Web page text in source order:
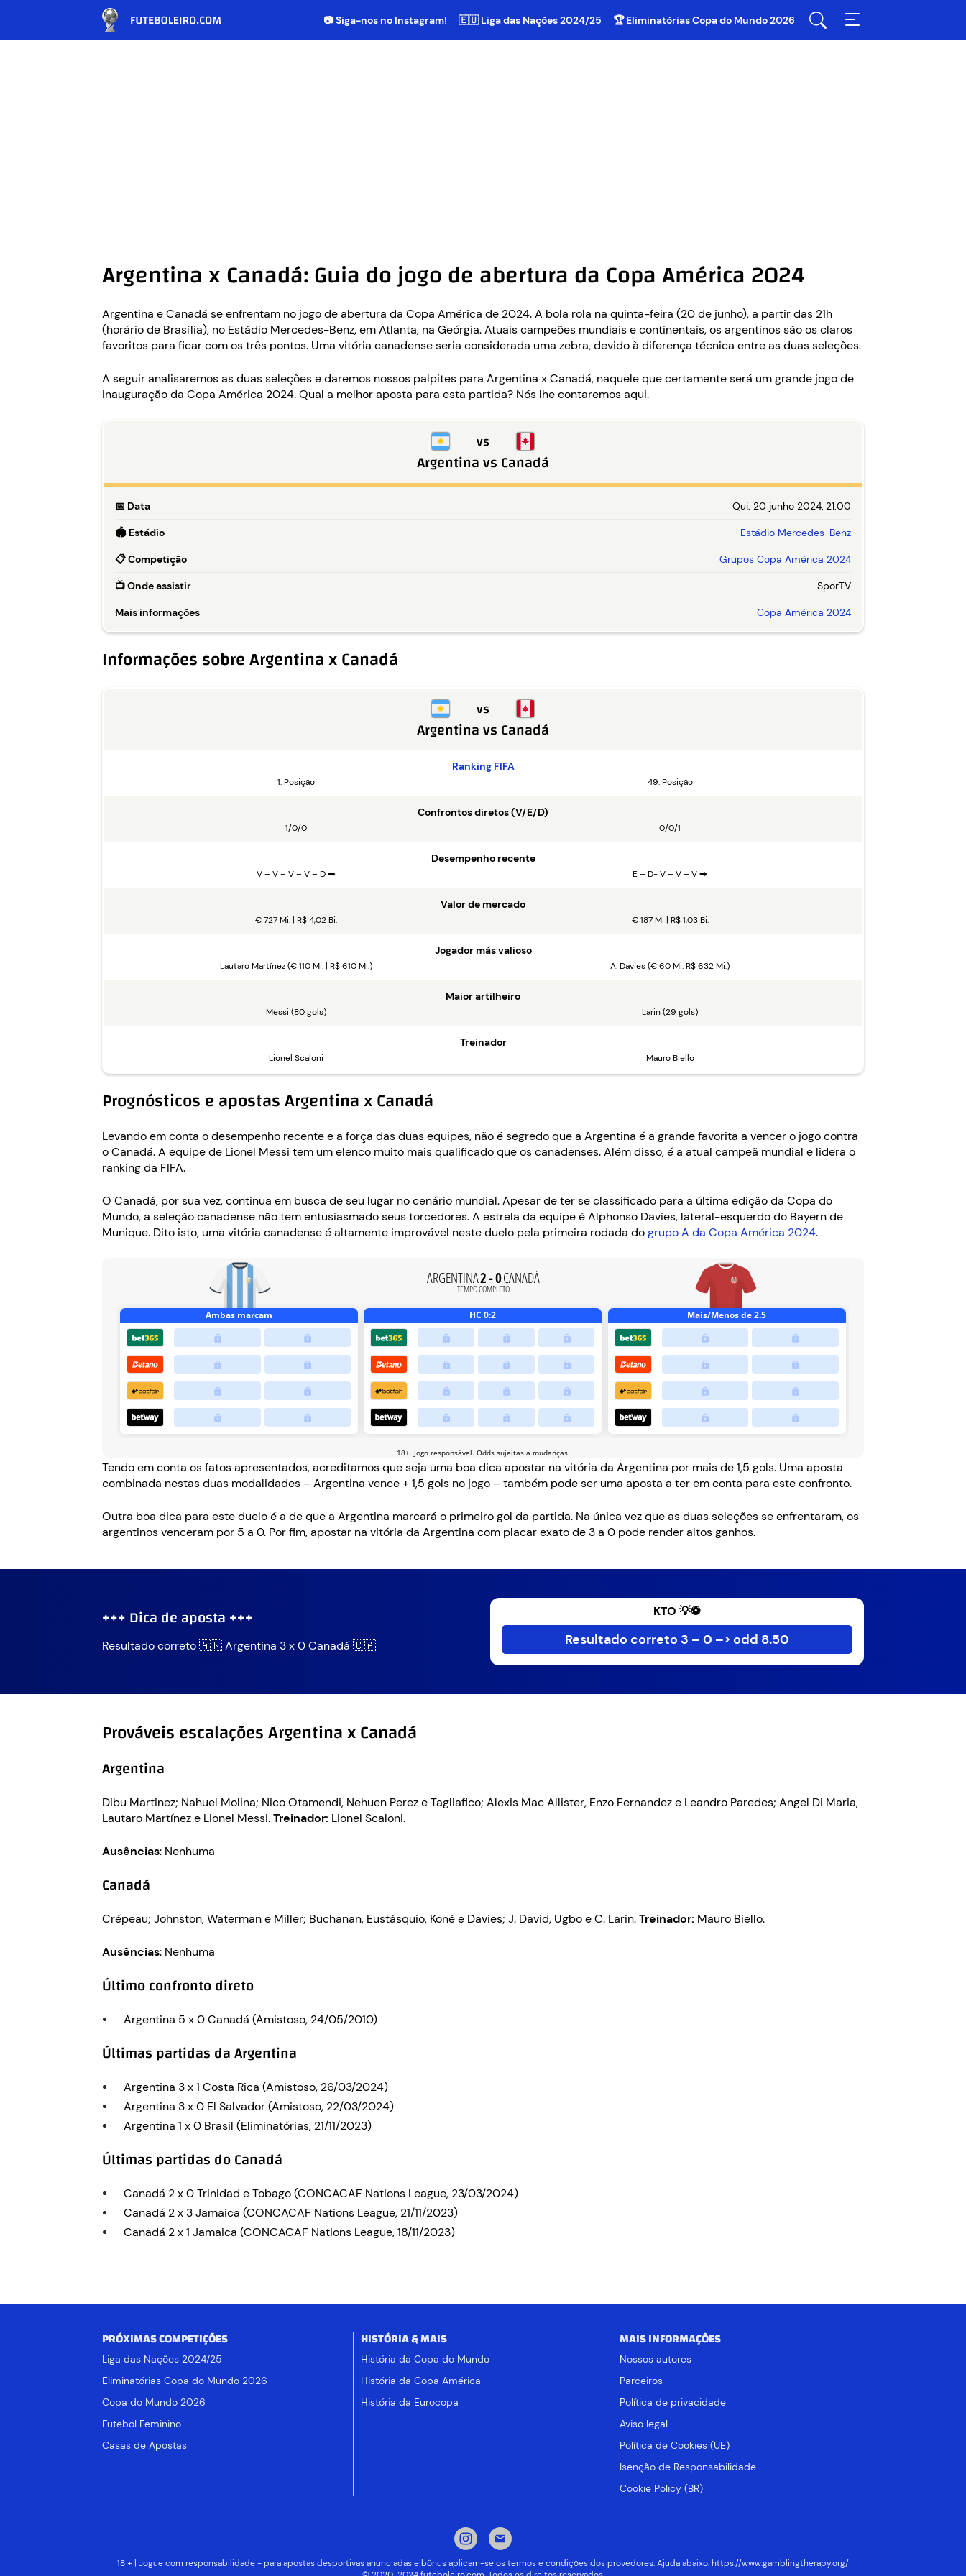
📷 Siga-nos no Instagram! 🇪🇺 Liga das Nações 2024/25 🏆 Eliminatórias Copa do Mundo 2026
Argentina x Canadá: Guia do jogo de abertura da Copa América 2024
Argentina e Canadá se enfrentam no jogo de abertura da Copa América de 2024. A bola rola na quinta-feira (20 de junho), a partir das 21h
(horário de Brasília), no Estádio Mercedes-Benz, em Atlanta, na Geórgia. Atuais campeões mundiais e continentais, os argentinos são os claros
favoritos para ficar com os três pontos. Uma vitória canadense seria considerada uma zebra, devido à diferença técnica entre as duas seleções.
A seguir analisaremos as duas seleções e daremos nossos palpites para Argentina x Canadá, naquele que certamente será um grande jogo de
inauguração da Copa América 2024. Qual a melhor aposta para esta partida? Nós lhe contaremos aqui.
vs
ArgentinavsCanadá
📅 Data Qui. 20 junho 2024, 21:00
🏟️ Estádio Estádio Mercedes-Benz
📋Competição Grupos Copa América 2024
📺Onde assistir SporTV
Mais informações Copa América 2024
Informações sobre Argentina x Canadá
vs
ArgentinavsCanadá
Ranking FIFA
1. Posição 49. Posição
Confrontos diretos (V/E/D)
1/0/0 0/0/1
Desempenho recente
V – V – V – V – D ➡️ E – D- V – V – V ➡️
Valor de mercado
€ 727 Mi. | R$ 4,02 Bi. € 187 Mi | R$ 1,03 Bi.
Jogador más valioso
Lautaro Martínez (€ 110 Mi. | R$ 610 Mi.) A. Davies (€ 60 Mi. R$ 632 Mi.)
Maior artilheiro
Messi (80 gols) Larin (29 gols)
Treinador
Lionel Scaloni Mauro Biello
Prognósticos e apostas Argentina x Canadá
Levando em conta o desempenho recente e a força das duas equipes, não é segredo que a Argentina é a grande favorita a vencer o jogo contra
o Canadá. A equipe de Lionel Messi tem um elenco muito mais qualificado que os canadenses. Além disso, é a atual campeã mundial e lidera o
ranking da FIFA.
O Canadá, por sua vez, continua em busca de seu lugar no cenário mundial. Apesar de ter se classificado para a última edição da Copa do
Mundo, a seleção canadense não tem entusiasmado seus torcedores. A estrela da equipe é Alphonso Davies, lateral-esquerdo do Bayern de
Munique. Dito isto, uma vitória canadense é altamente improvável neste duelo pela primeira rodada dogrupo A da Copa América 2024.
Tendo em conta os fatos apresentados, acreditamos que seja uma boa dica apostar na vitória da Argentina por mais de 1,5 gols. Uma aposta
combinada nestas duas modalidades – Argentina vence + 1,5 gols no jogo – também pode ser uma aposta a ter em conta para este confronto.
Outra boa dica para este duelo é a de que a Argentina marcará o primeiro gol da partida. Na única vez que as duas seleções se enfrentaram, os
argentinos venceram por 5 a 0. Por fim, apostar na vitória da Argentina com placar exato de 3 a 0 pode render altos ganhos.
+++ Dica de aposta +++
Resultado correto 🇦🇷 Argentina 3 x 0 Canadá 🇨🇦
KTO 💡⚽
Resultado correto 3 – 0 –> odd 8.50
Prováveis escalações Argentina x Canadá
Argentina
Dibu Martinez; Nahuel Molina; Nico Otamendi, Nehuen Perez e Tagliafico; Alexis Mac Allister, Enzo Fernandez e Leandro Paredes; Angel Di Maria,
Lautaro Martínez e Lionel Messi.Treinador: Lionel Scaloni.
Ausências: Nenhuma
Canadá
Crépeau; Johnston, Waterman e Miller; Buchanan, Eustásquio, Koné e Davies; J. David, Ugbo e C. Larin.Treinador: Mauro Biello.
Ausências: Nenhuma
Último confronto direto
Argentina 5 x 0 Canadá (Amistoso, 24/05/2010)
Últimas partidas da Argentina
Argentina 3 x 1 Costa Rica (Amistoso, 26/03/2024)
Argentina 3 x 0 El Salvador (Amistoso, 22/03/2024)
Argentina 1 x 0 Brasil (Eliminatórias, 21/11/2023)
Últimas partidas do Canadá
Canadá 2 x 0 Trinidad e Tobago (CONCACAF Nations League, 23/03/2024)
Canadá 2 x 3 Jamaica (CONCACAF Nations League, 21/11/2023)
Canadá 2 x 1 Jamaica (CONCACAF Nations League, 18/11/2023)
PRÓXIMAS COMPETIÇÕES
Liga das Nações 2024/25
Eliminatórias Copa do Mundo 2026
Copa do Mundo 2026
Futebol Feminino
Casas de Apostas
HISTÓRIA & MAIS
História da Copa do Mundo
História da Copa América
História da Eurocopa
MAIS INFORMAÇÕES
Nossos autores
Parceiros
Política de privacidade
Aviso legal
Política de Cookies (UE)
Isenção de Responsabilidade
Cookie Policy (BR)
18 + | Jogue com responsabilidade - para apostas desportivas anunciadas e bônus aplicam-se os termos e condições dos provedores. Ajuda abaixo:https://www.gamblingtherapy.org/